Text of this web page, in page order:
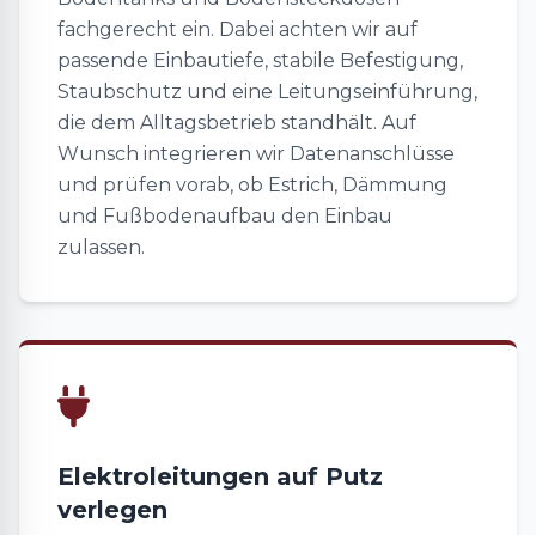
fachgerecht ein. Dabei achten wir auf
passende Einbautiefe, stabile Befestigung,
Staubschutz und eine Leitungseinführung,
die dem Alltagsbetrieb standhält. Auf
Wunsch integrieren wir Datenanschlüsse
und prüfen vorab, ob Estrich, Dämmung
und Fußbodenaufbau den Einbau
zulassen.
Elektroleitungen auf Putz
verlegen